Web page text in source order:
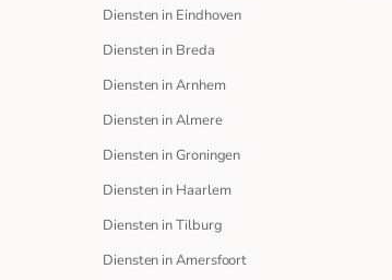
Diensten in Eindhoven
Diensten in Breda
Diensten in Arnhem
Diensten in Almere
Diensten in Groningen
Diensten in Haarlem
Diensten in Tilburg
Diensten in Amersfoort